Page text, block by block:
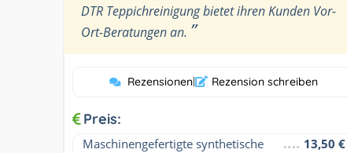
DTR Teppichreinigung bietet ihren Kunden Vor-
Ort-Beratungen an. ”
Rezensionen| Rezension schreiben
Preis:
Maschinengefertigte synthetische
13,50 €